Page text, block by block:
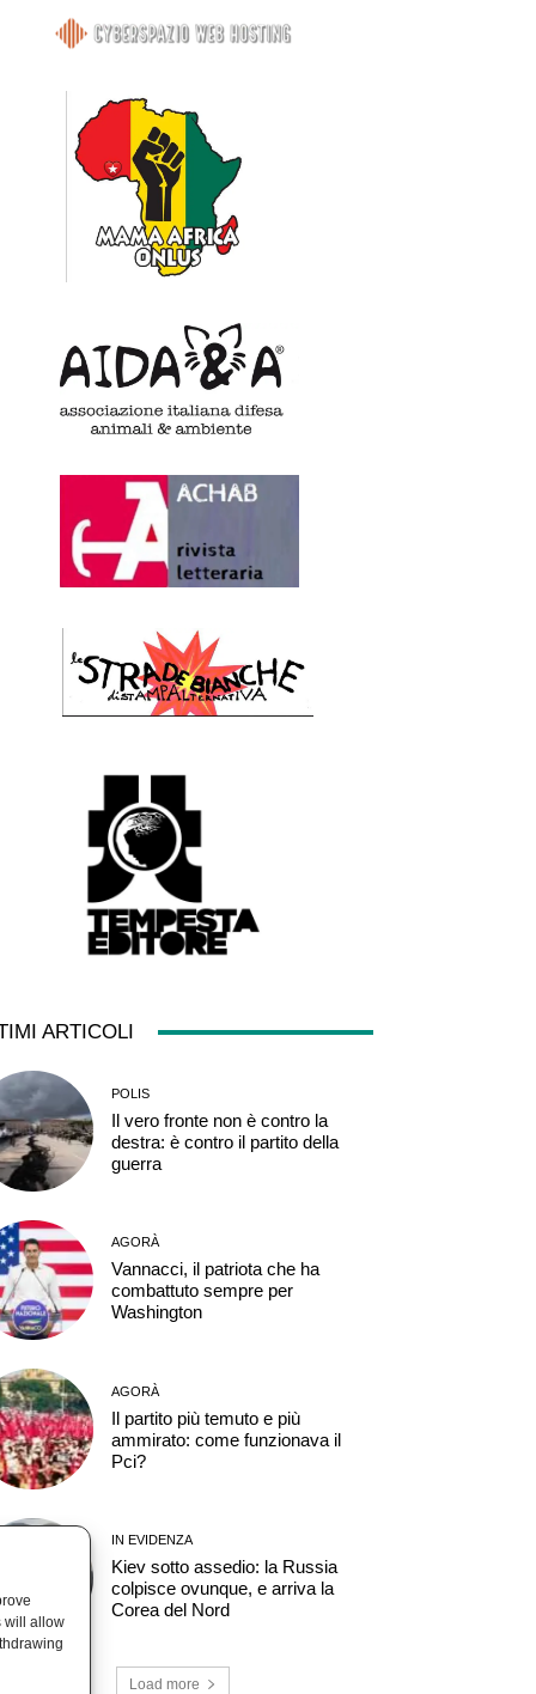
will allow
ARTICOLI
POLIS
Il vero fronte non è contro la
destra: è contro il partito della
guerra
AGORÀ
Vannacci, il patriota che ha
combattuto sempre per
Washington
AGORÀ
Il partito più temuto e più
ammirato: come funzionava il
Pci?
IN EVIDENZA
Kiev sotto assedio: la Russia
colpisce ovunque, e arriva la
Corea del Nord
Load more